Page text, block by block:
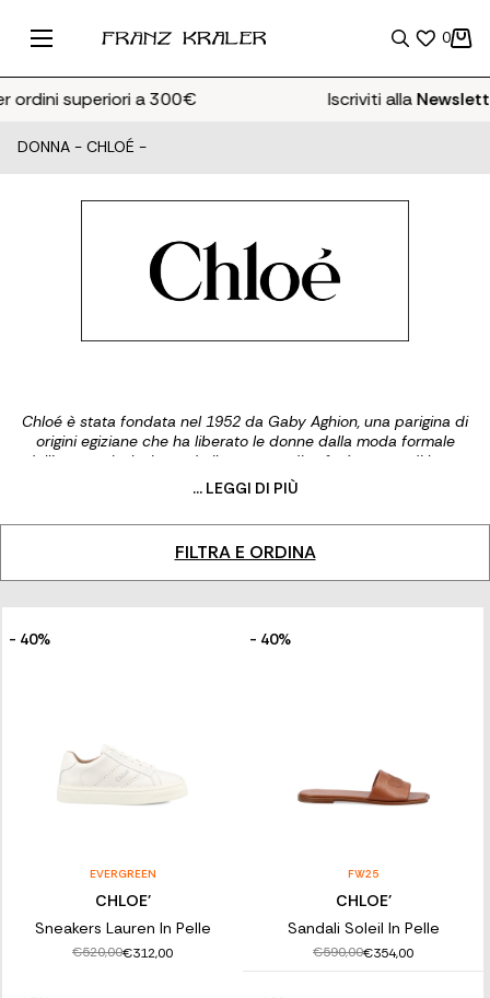
0
superiori a 300€ Iscriviti alla Newsletter
DONNA - CHLOÉ -
Chloé è stata fondata nel 1952 da Gaby Aghion, una parigina di
origini egiziane che ha liberato le donne dalla moda formale
dell’epoca, rivoluzionando il concetto di prêt-à-porter di lusso.
Vera visionaria, Gaby Aghion credeva che le donne dovessero
case di moda di lusso francesi e continua ad abbracciare la
disinvolta, sotto la direzione creativa di Chemena Kamali.
... LEGGI DI PIÙ
FILTRA E ORDINA
- 40%
EVERGREEN
CHLOE'
Sneakers Lauren In Pelle
€520,00€312,00
- 40%
FW25
CHLOE'
Sandali Soleil In Pelle
€590,00€354,00